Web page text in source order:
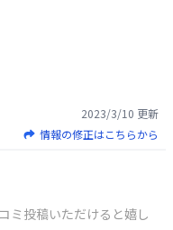
2023/3/10 更新
情報の修正はこちらから
ミ投稿いただけると嬉し